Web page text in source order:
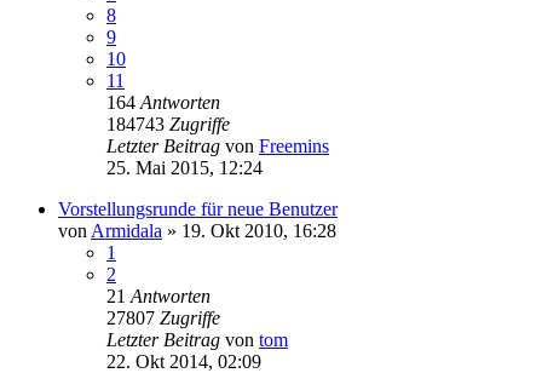
8
9
10
11
164 Antworten
184743 Zugriffe
Letzter Beitrag von Freemins
25. Mai 2015, 12:24
Vorstellungsrunde für neue Benutzer
von Armidala » 19. Okt 2010, 16:28
1
2
21 Antworten
27807 Zugriffe
Letzter Beitrag von tom
22. Okt 2014, 02:09